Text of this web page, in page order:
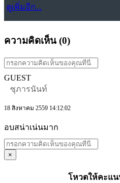
ดูเพิ่มอีก...
ความคิดเห็น (0)
GUEST
ซุภารนันท์
18 สิงหาคม 2559 14:12:02
อบสน่าเน่นมาก
×
โหวตให้คะแ